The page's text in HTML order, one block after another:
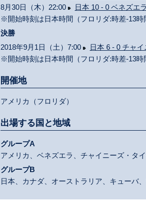
8月30日（木）22:00
日本 10 - 0 ベネズエラ
※開始時刻は日本時間（フロリダ:時差-13時
決勝
2018年9月1日（土）7:00
日本 6 - 0 チャ
※開始時刻は日本時間（フロリダ:時差-13時
開催地
アメリカ（フロリダ）
出場する国と地域
グループA
アメリカ、ベネズエラ、チャイニーズ・タ
グループB
日本、カナダ、オーストラリア、キューバ